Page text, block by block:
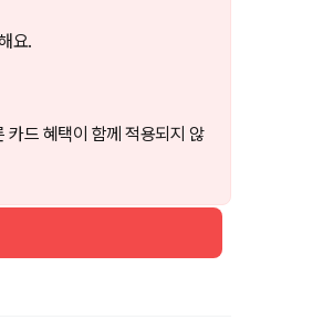
요.
카드 혜택이 함께 적용되지 않